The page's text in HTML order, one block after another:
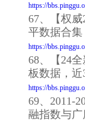
https://
67、【权
平数据合集
https://
68、【24
板数据，近
https://
69、2011-
融指数与广